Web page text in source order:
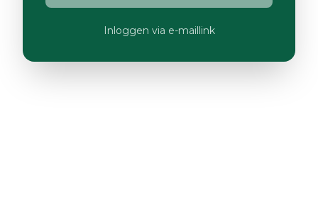
Inloggen via e-maillink